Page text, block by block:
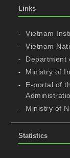
Links
Vietnam
Vietnam
Department
Ministry of
E-portal of
Ministry of
Statistics